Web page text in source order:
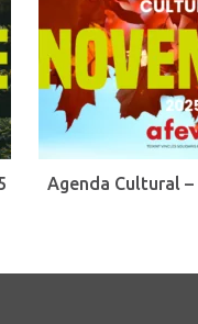
Agenda Cultural